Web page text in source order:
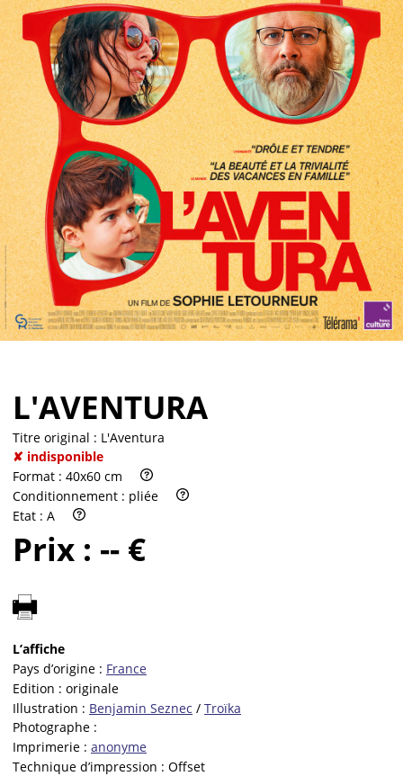
Vendre
L'AVENTURA
Titre original : L'Aventura
✘ indisponible
Format : 40x60 cm
Conditionnement : pliée
Etat : A
Prix : -- €
L’affiche
Pays d’origine : France
Edition : originale
Illustration : Benjamin Seznec / Troïka
Photographe :
Imprimerie : anonyme
Technique d’impression : Offset